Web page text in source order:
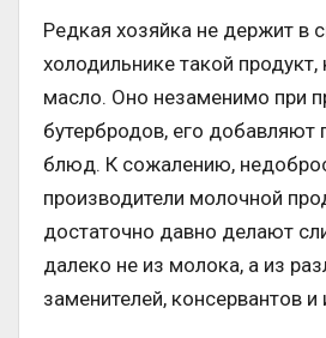
Редкая хозяйка не держит в
холодильнике такой продукт,
масло. Оно незаменимо при
бутербродов, его добавляют
блюд. К сожалению,
производители молочной
достаточно давно делают
далеко не из молока, а из
заменителей, консервантов